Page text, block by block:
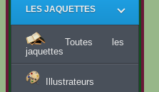
LES JAQUETTES
Toutes les
jaquettes
Illustrateurs